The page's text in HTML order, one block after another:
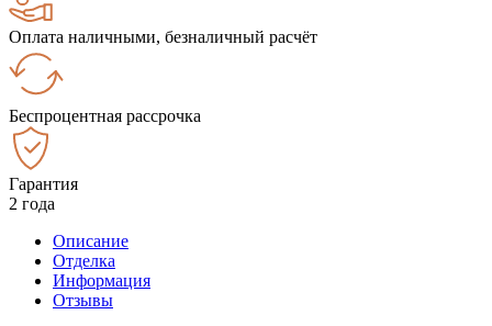
Оплата наличными, безналичный расчёт
Беспроцентная рассрочка
Гарантия
2 года
Описание
Отделка
Информация
Отзывы